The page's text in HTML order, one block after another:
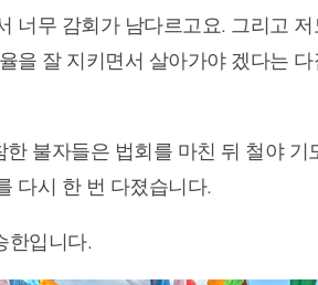
너무 감회가 남다르고요. 그리고
을 잘 지키면서 살아가야 겠다는
한 불자들은 법회를 마친 뒤 철야
다시 한 번 다졌습니다.
한입니다.